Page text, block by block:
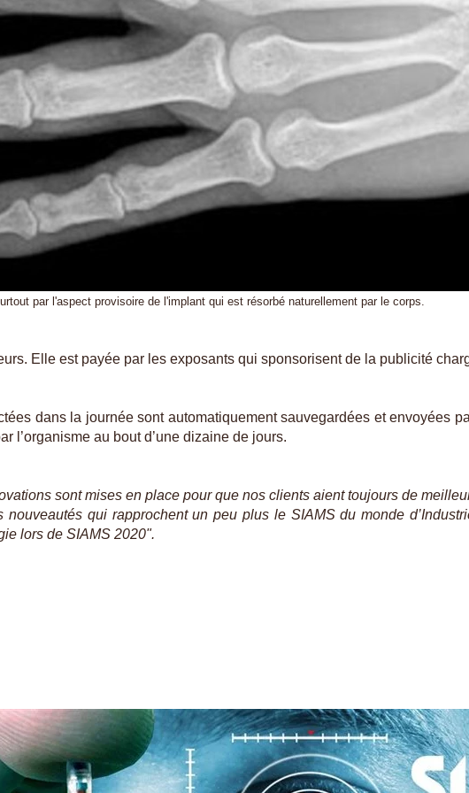
par l'aspect provisoire de l'implant qui est résorbé naturellement par le corps.
Elle est payée par les exposants qui sponsorisent de la publicité
dans la journée sont automatiquement sauvegardées et envoyées
l’organisme au bout d’une dizaine de jours.
sont mises en place pour que nos clients aient toujours de
qui rapprochent un peu plus le SIAMS du monde
lors de SIAMS 2020".